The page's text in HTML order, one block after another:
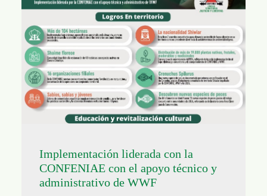
Implementación liderada con la
CONFENIAE con el apoyo técnico y
administrativo de WWF